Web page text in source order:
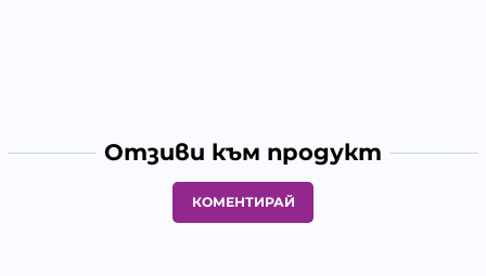
Отзиви към продукт
КОМЕНТИРАЙ